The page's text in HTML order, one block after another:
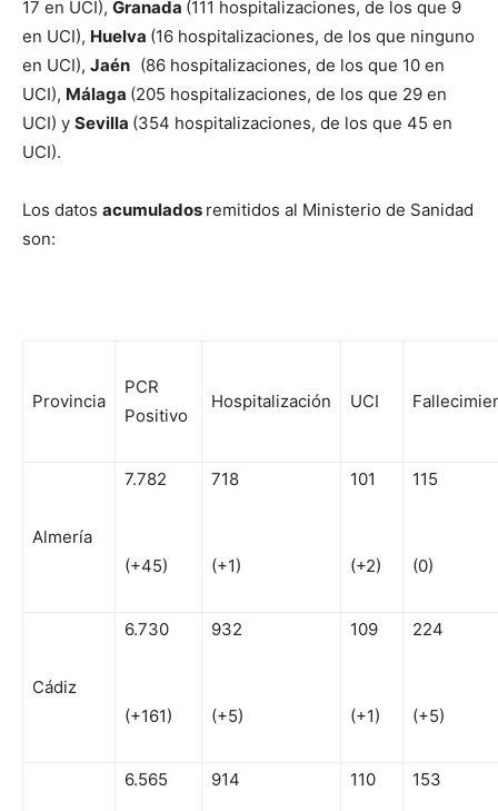
17 en UCI), Granada (111 hospitalizaciones, de los que 9
en UCI), Huelva (16 hospitalizaciones, de los que ninguno
en UCI), Jaén (86 hospitalizaciones, de los que 10 en
UCI), Málaga (205 hospitalizaciones, de los que 29 en
UCI) y Sevilla (354 hospitalizaciones, de los que 45 en
UCI).
Los datos acumulados remitidos al Ministerio de Sanidad
son:
Provincia
PCR
Positivo
Hospitalización UCI
Almería
7.782
(+45)
718
(+1)
101
(+2)
115
(0)
Cádiz
6.730
(+161)
932
(+5)
109
(+1)
224
(+5)
6.565 914 110 153